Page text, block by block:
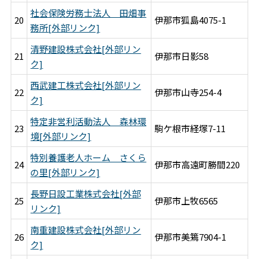
20
社会保険労務士法人 田畑事
務所[外部リンク]
伊那市狐島4075-1
21
清野建設株式会社[外部リン
ク]
伊那市日影58
22
西武建工株式会社[外部リン
ク]
伊那市山寺254-4
23
特定非営利活動法人 森林環
境[外部リンク]
駒ケ根市経塚7-11
24
特別養護老人ホーム さくら
の里[外部リンク]
伊那市高遠町勝間220
25
長野日設工業株式会社[外部
リンク]
伊那市上牧6565
26
南重建設株式会社[外部リン
ク]
伊那市美篶7904-1